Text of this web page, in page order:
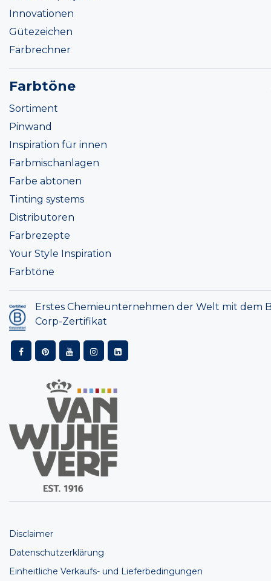
Innovationen
Gütezeichen
Farbrechner
Farbtöne
Sortiment
Pinwand
Inspiration für innen
Farbmischanlagen
Farbe abtonen
Tinting systems
Distributoren
Farbrezepte
Your Style Inspiration
Farbtöne
Erstes Chemieunternehmen der Welt mit dem
Corp-Zertifikat
Disclaimer
Datenschutzerklärung
Einheitliche Verkaufs- und Lieferbedingungen